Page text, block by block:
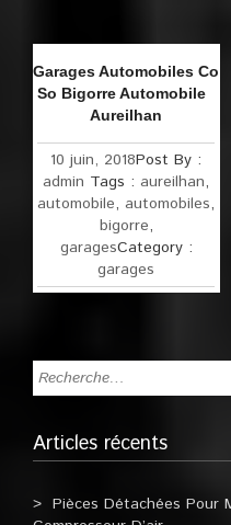
Garages Automobiles Co
So Bigorre Automobile
Aureilhan
10 juin, 2018Post By :
admin Tags : aureilhan,
automobile, automobiles,
bigorre,
garagesCategory :
garages
Articles récents
Pièces Détachées Pour